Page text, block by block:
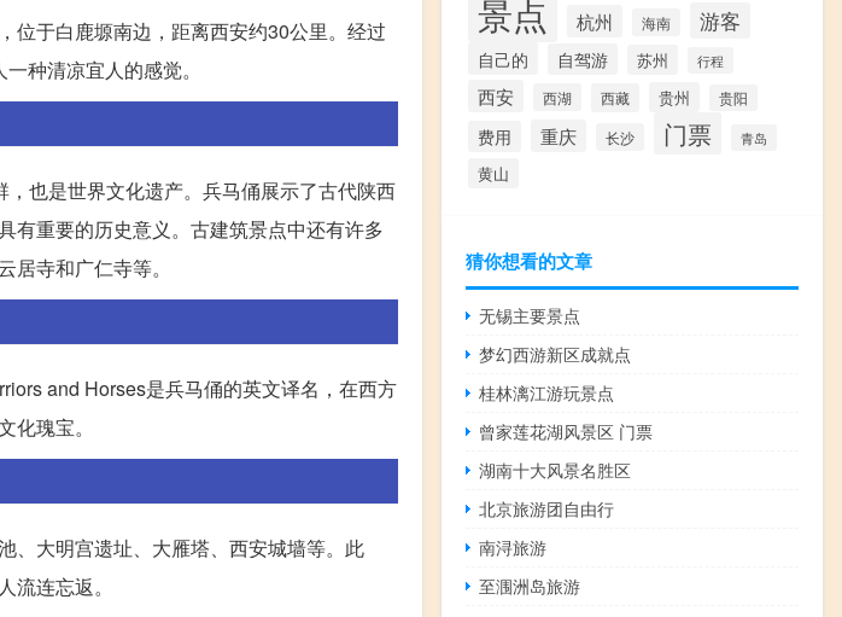
位于白鹿塬南边，距离西安约30公里。经过
种清凉宜人的感觉。
也是世界文化遗产。兵马俑展示了古代陕西
有重要的历史意义。古建筑景点中还有许多
寺和广仁寺等。
and Horses是兵马俑的英文译名，在西方
瑰宝。
、大明宫遗址、大雁塔、西安城墙等。此
连忘返。
景点 杭州 海南 游客
自己的 自驾游 苏州 行程
西安 西湖 西藏 贵州 贵阳
费用 重庆 长沙 门票 青岛
黄山
猜你想看的文章
无锡主要景点
梦幻西游新区成就点
桂林漓江游玩景点
曾家莲花湖风景区 门票
湖南十大风景名胜区
北京旅游团自由行
南浔旅游
至涠洲岛旅游